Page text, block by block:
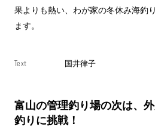
果よりも熱い、わが家の冬休み海釣
ます。
Text 国井律子
富山の管理釣り場の次は、
釣りに挑戦！